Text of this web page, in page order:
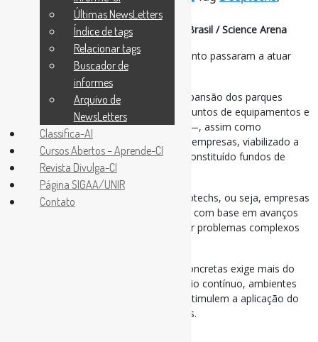
Patentes
Universidades
As deeptechs e o desenvolvimento do Brasil / Science Arena
Nos últimos anos, as agências de fomento passaram a atuar
como indutoras da inovação.
Elas têm apoiado a manutenção e a expansão dos parques
instrumentais das universidades — conjuntos de equipamentos e
laboratórios de pesquisa de alto custo —, assim como
disponibilizado recursos para alavancar empresas, viabilizado a
criação e o crescimento de startups e constituído fundos de
investimento, entre outras iniciativas.
O Brasil tem atualmente quase mil deeptechs, ou seja, empresas
que desenvolvem inovações disruptivas com base em avanços
científicos e de engenharia para resolver problemas complexos
(…) Transformar ciência em soluções concretas exige mais do
que descobertas relevantes: requer apoio contínuo, ambientes
favoráveis à inovação e políticas que estimulem a aplicação do
conhecimento gerado nas universidades.
Últimas NewsLetters
Índice de tags
Relacionar tags
Buscador de
informes
Arquivo de
NewsLetters
Classifica-AI
Cursos Abertos – Aprende-CI
Revista Divulga-CI
Página SIGAA/UNIR
Contato